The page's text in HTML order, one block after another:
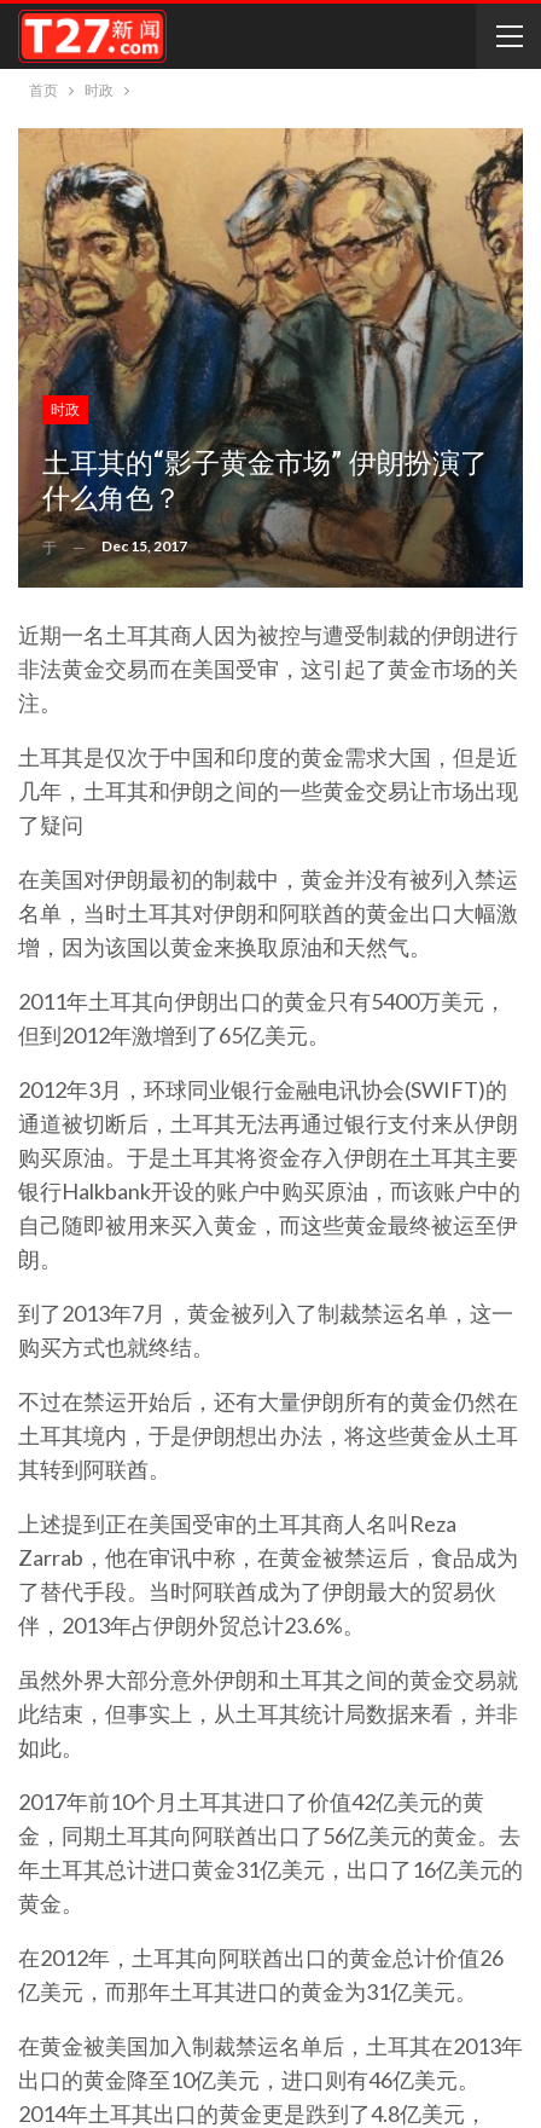
首页 时政
时政
土耳其的“影子黄金市场” 伊朗扮演了
什么角色？
于 Dec 15, 2017
近期一名土耳其商人因为被控与遭受制裁的伊朗进行
非法黄金交易而在美国受审，这引起了黄金市场的关
注。
土耳其是仅次于中国和印度的黄金需求大国，但是近
几年，土耳其和伊朗之间的一些黄金交易让市场出现
了疑问
在美国对伊朗最初的制裁中，黄金并没有被列入禁运
名单，当时土耳其对伊朗和阿联酋的黄金出口大幅激
增，因为该国以黄金来换取原油和天然气。
2011年土耳其向伊朗出口的黄金只有5400万美元，
但到2012年激增到了65亿美元。
2012年3月，环球同业银行金融电讯协会(SWIFT)的
通道被切断后，土耳其无法再通过银行支付来从伊朗
购买原油。于是土耳其将资金存入伊朗在土耳其主要
银行Halkbank开设的账户中购买原油，而该账户中的
自己随即被用来买入黄金，而这些黄金最终被运至伊
朗。
到了2013年7月，黄金被列入了制裁禁运名单，这一
购买方式也就终结。
不过在禁运开始后，还有大量伊朗所有的黄金仍然在
土耳其境内，于是伊朗想出办法，将这些黄金从土耳
其转到阿联酋。
上述提到正在美国受审的土耳其商人名叫Reza
Zarrab，他在审讯中称，在黄金被禁运后，食品成为
了替代手段。当时阿联酋成为了伊朗最大的贸易伙
伴，2013年占伊朗外贸总计23.6%。
虽然外界大部分意外伊朗和土耳其之间的黄金交易就
此结束，但事实上，从土耳其统计局数据来看，并非
如此。
2017年前10个月土耳其进口了价值42亿美元的黄
金，同期土耳其向阿联酋出口了56亿美元的黄金。去
年土耳其总计进口黄金31亿美元，出口了16亿美元的
黄金。
在2012年，土耳其向阿联酋出口的黄金总计价值26
亿美元，而那年土耳其进口的黄金为31亿美元。
在黄金被美国加入制裁禁运名单后，土耳其在2013年
出口的黄金降至10亿美元，进口则有46亿美元。
2014年土耳其出口的黄金更是跌到了4.8亿美元，